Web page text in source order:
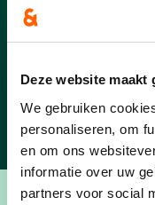
Deze website maakt
We gebruiken
personaliseren, om
en om ons
informatie over uw
partners voor social
Toon
Plaats 3 -